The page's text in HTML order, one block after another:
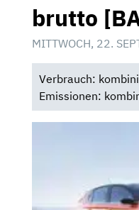
brutto
MITTWOCH, 22.
Verbrauch:
Emissionen: